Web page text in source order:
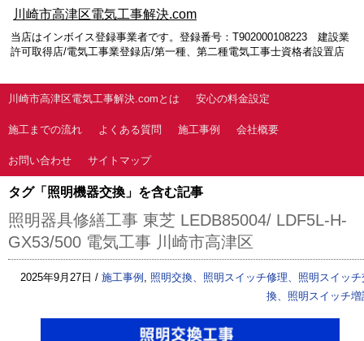
川崎市高津区電気工事解決.com
当店はインボイス登録事業者です。登録番号：T902000108223 建設業
許可取得店/電気工事業登録店/第一種、第二種電気工事士資格者設置店
川崎市高津区電気工事解決.comとは 安心の料金設定
施工までの流れ よくある質問 施工事例 会社概要
お問い合わせ サイトマップ
タグ「照明機器交換」を含む記事
照明器具修繕工事 東芝 LEDB85004/ LDF5L-H-
GX53/500 電気工事 川崎市高津区
2025年9月27日 / 施工事例 , 照明交換、照明スイッチ修理、照明スイッチ
換、照明スイッチ増